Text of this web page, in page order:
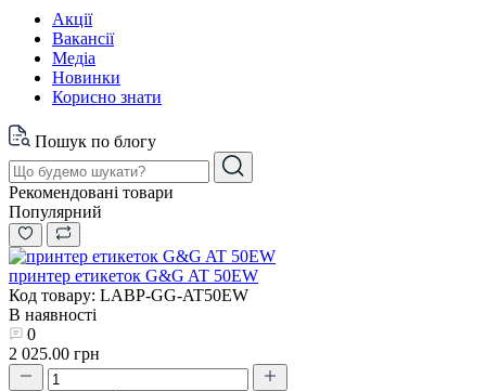
Акції
Вакансії
Медіа
Новинки
Корисно знати
Пошук по блогу
Рекомендовані товари
Популярний
принтер етикеток G&G AT 50EW
Код товару: LABP-GG-AT50EW
В наявності
0
2 025.00 грн